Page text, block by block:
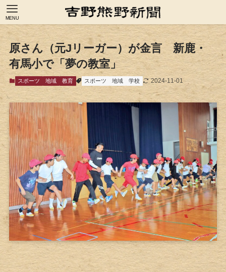
MENU
原さん（元Jリーガー）が金言 新鹿・
有馬小で「夢の教室」
スポーツ 地域 教育 スポーツ 地域 学校 2024-11-01